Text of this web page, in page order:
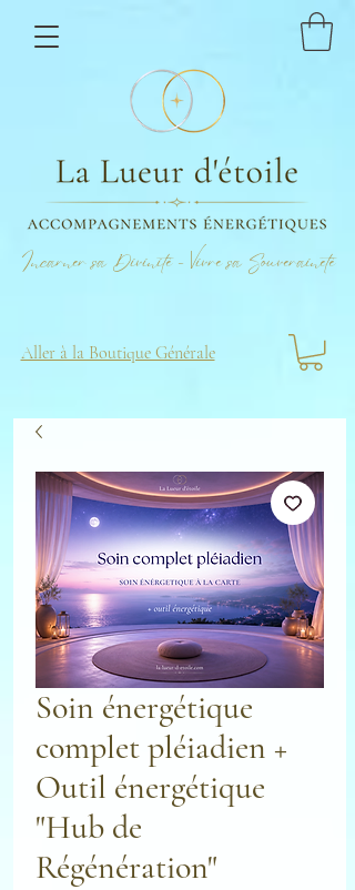
Incarner sa Divinité - Vivre sa Souveraineté
Aller à la Boutique Générale
Soin énergétique
complet pléiadien +
Outil énergétique
"Hub de
Régénération"